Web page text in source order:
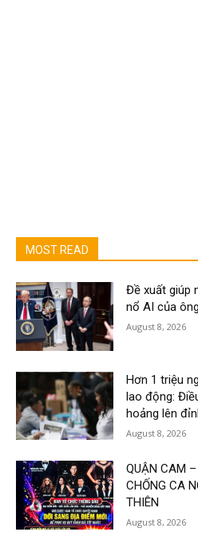
MOST READ
Đề xuất giúp
nổ AI của
August 8, 2026
Hơn 1 triệu
lao động:
hoảng lên
August 8, 2026
QUẬN CAM
CHỐNG CA
THIÊN
August 8, 2026